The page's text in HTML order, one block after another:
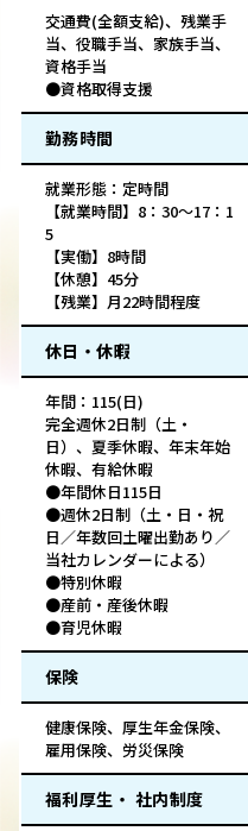
交通費(全額支給)、残業手
当、役職手当、家族手当、
資格手当
●資格取得支援
勤務時間
就業形態：定時間
【就業時間】8：30～17：1
5
【実働】8時間
【休憩】45分
【残業】月22時間程度
休日・休暇
年間：115(日)
完全週休2日制（土・
日）、夏季休暇、年末年始
休暇、有給休暇
●年間休日115日
●週休2日制（土・日・祝
日／年数回土曜出勤あり／
当社カレンダーによる）
●特別休暇
●産前・産後休暇
●育児休暇
保険
健康保険、厚生年金保険、
雇用保険、労災保険
福利厚生・ 社内制度